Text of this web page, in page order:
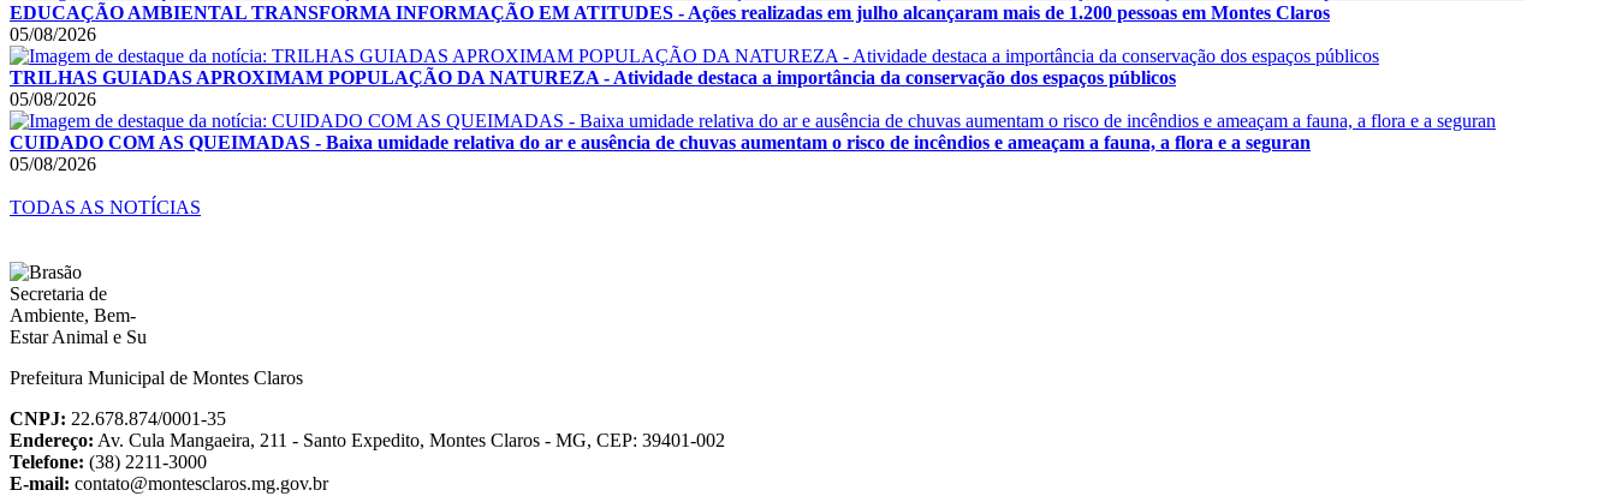
EDUCAÇÃO AMBIENTAL TRANSFORMA INFORMAÇÃO EM ATITUDES - Ações realizadas em julho alcançaram mais de 1.200 pessoas em Montes Claros
05/08/2026
TRILHAS GUIADAS APROXIMAM POPULAÇÃO DA NATUREZA - Atividade destaca a importância da conservação dos espaços públicos
05/08/2026
CUIDADO COM AS QUEIMADAS - Baixa umidade relativa do ar e ausência de chuvas aumentam o risco de incêndios e ameaçam a fauna, a flora e a seguran
05/08/2026
TODAS AS NOTÍCIAS
Prefeitura Municipal de Montes Claros
CNPJ: 22.678.874/0001-35
Endereço: Av. Cula Mangaeira, 211 - Santo Expedito, Montes Claros - MG, CEP: 39401-002
Telefone: (38) 2211-3000
E-mail: contato@montesclaros.mg.gov.br